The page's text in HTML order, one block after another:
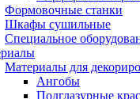
Формовочные станки
Шкафы сушильные
Специальное
Материалы для
Ангобы
Подглазурные